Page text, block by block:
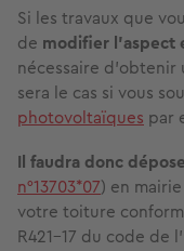
Si les travaux que
de modifier
nécessaire
sera le cas si vous
photovoltaïques par
Il faudra donc
n°13703*07) en
votre toiture
R421-17 du code de